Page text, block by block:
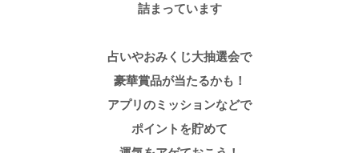
詰まっています
占いやおみくじ大抽選会で
豪華賞品が当たるかも！
アプリのミッションなどで
ポイントを貯めて